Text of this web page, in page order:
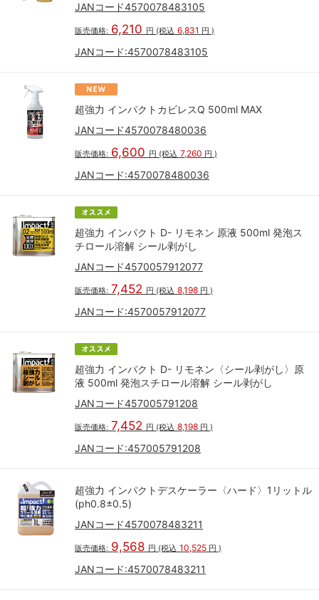
JANコード4570078483105
販売価格: 6,210 円 (税込 6,831 円 )
JANコード:4570078483105
超強力 インパクトカビレスQ 500ml MAX
JANコード4570078480036
販売価格: 6,600 円 (税込 7,260 円 )
JANコード:4570078480036
超強力 インパクト D- リモネン 原液 500ml 発泡ス
チロール溶解 シール剥がし
JANコード4570057912077
販売価格: 7,452 円 (税込 8,198 円 )
JANコード:4570057912077
超強力 インパクト D- リモネン〈シール剥がし〉原
液 500ml 発泡スチロール溶解 シール剥がし
JANコード457005791208
販売価格: 7,452 円 (税込 8,198 円 )
JANコード:457005791208
超強力 インパクトデスケーラー〈ハード〉1リットル
(ph0.8±0.5)
JANコード4570078483211
販売価格: 9,568 円 (税込 10,525 円 )
JANコード:4570078483211